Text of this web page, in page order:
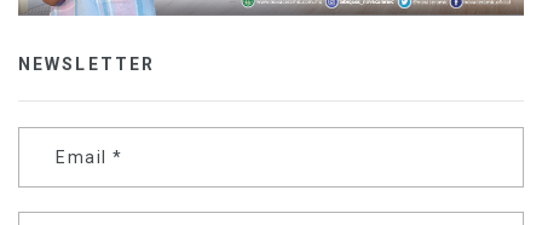
NEWSLETTER
Email *